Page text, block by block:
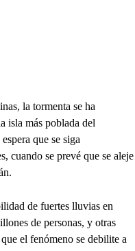
la tormenta se ha
isla más poblada del
que se siga
cuando se prevé que se aleje
de fuertes lluvias en
de personas, y otras
el fenómeno se debilite a